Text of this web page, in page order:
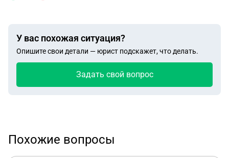
У вас похожая ситуация?
Опишите свои детали — юрист подскажет, что делать.
Задать свой вопрос
Похожие вопросы